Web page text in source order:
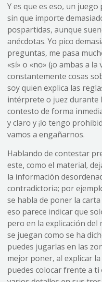
Y es que es eso, un
sin que importe
pospartidas, aunque
anécdotas. Yo pico
preguntas, me pasa
«sí» o «no» (¡o ambas a
constantemente cosas
soy quien explica las
intérprete o juez durante
contesto de forma
y claro y ¡lo tengo
vamos a engañarnos.
Hablando de contestar
este, como el material,
la información
contradictoria; por
se habla de poner la
eso parece indicar que
pero en la explicación del
se juegan como se ha
puedes jugarlas en las
mejor poner, al explicar
puedes colocar frente a